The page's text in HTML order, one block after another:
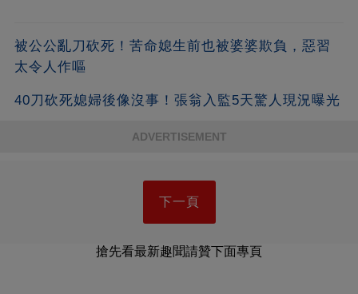
被公公亂刀砍死！苦命媳生前也被婆婆欺負，惡習
太令人作嘔
40刀砍死媳婦後像沒事！張翁入監5天驚人現況曝光
ADVERTISEMENT
下一頁
搶先看最新趣聞請贊下面專頁